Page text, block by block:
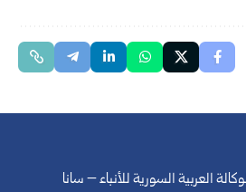
العربية السورية للأنباء – سانا